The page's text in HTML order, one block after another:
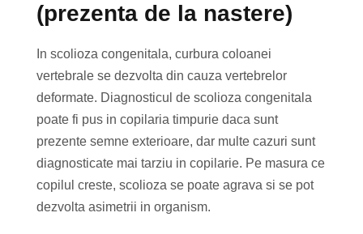
(prezenta de la nastere)
In scolioza congenitala, curbura coloanei
vertebrale se dezvolta din cauza vertebrelor
deformate. Diagnosticul de scolioza congenitala
poate fi pus in copilaria timpurie daca sunt
prezente semne exterioare, dar multe cazuri sunt
diagnosticate mai tarziu in copilarie. Pe masura ce
copilul creste, scolioza se poate agrava si se pot
dezvolta asimetrii in organism.